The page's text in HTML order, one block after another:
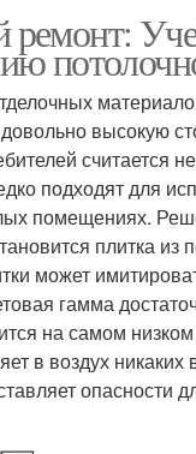
высокую
считается
подходят для
помещениях.
плитка из
может
гамма
на самом
в воздух
опасности